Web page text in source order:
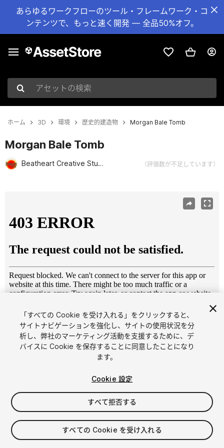
あらゆるワークフローのツール・フレームワーク・コ
ンテンツで、もっと速く開発 — 全品50%オフ。
アセットの検索
ホーム 3D 環境 歴史的建造物 Morgan Bale Tomb
Morgan Bale Tomb
Beatheart Creative Studio （評価数が不足しています）
1/ 25
$12
消費税は決済時に計算されます
「すべての Cookie を受け入れる」をクリックすると、
サイトナビゲーションを強化し、サイトの使用状況を分
析し、弊社のマーケティング活動を支援するために、デ
バイスに Cookie を保存することに同意したことになり
ます。
Cookie 設定
すべて拒否する
すべての Cookie を受け入れる